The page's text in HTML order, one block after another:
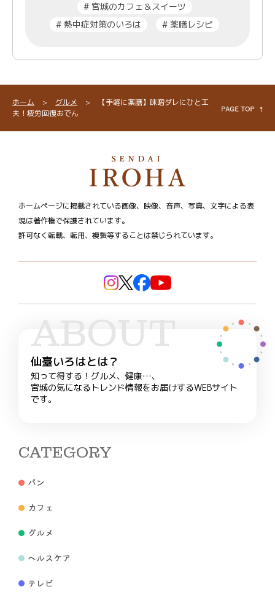
#宮城のカフェ＆スイーツ
# 熱中症対策のいろは # 薬膳レシピ
ホーム > グルメ >
【手軽に薬膳】味噌ダレにひと工
夫！疲労回復おでん
ホームページに掲載されている画像、映像、音声、写真、文字による表
現は著作権で保護されています。
許可なく転載、転用、複製等することは禁じられています。
ABOUT
仙臺いろはとは？
知って得する！グルメ、健康…、
宮城の気になるトレンド情報をお届けするWEBサイト
です。
CATEGORY
パン
カフェ
グルメ
ヘルスケア
テレビ